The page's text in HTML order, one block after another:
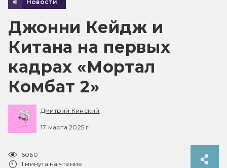
Новости
Джонни Кейдж и
Китана на первых
кадрах «Мортал
Комбат 2»
Дмитрий Кинский
17 марта 2025 г.
6060
1 минута на чтение